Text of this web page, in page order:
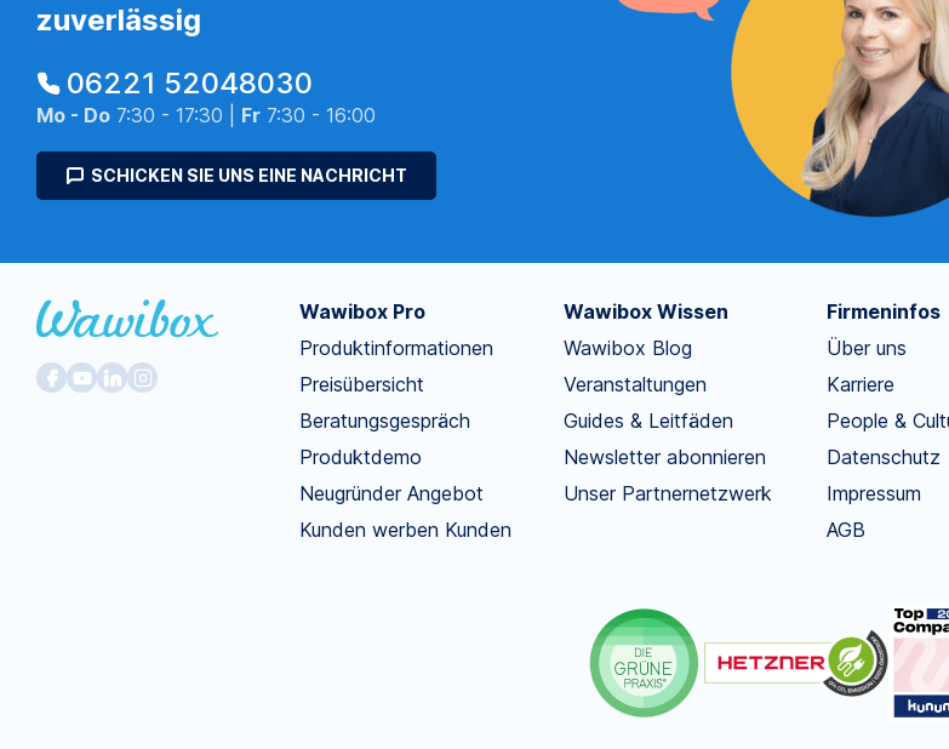
zuverlässig
06221 52048030
Mo - Do 7:30 - 17:30 | Fr 7:30 - 16:00
SCHICKEN SIE UNS EINE NACHRICHT
Wawibox Pro
Produktinformationen
Preisübersicht
Beratungsgespräch
Produktdemo
Neugründer Angebot
Kunden werben Kunden
Wawibox Wissen
Wawibox Blog
Veranstaltungen
Guides & Leitfäden
Newsletter abonnieren
Unser Partnernetzwerk
Firmeninfos
Über uns
Karriere
People &
Datenschutz
Impressum
AGB